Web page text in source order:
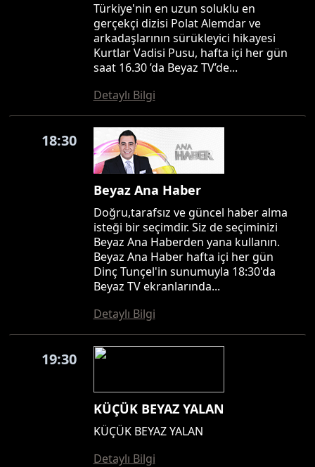
Türkiye'nin en uzun soluklu en
gerçekçi dizisi Polat Alemdar ve
arkadaşlarının sürükleyici hikayesi
Kurtlar Vadisi Pusu, hafta içi her gün
saat 16.30 ’da Beyaz TV’de...
Detaylı Bilgi
18:30
Beyaz Ana Haber
Doğru,tarafsız ve güncel haber alma
isteği bir seçimdir. Siz de seçiminizi
Beyaz Ana Haberden yana kullanın.
Beyaz Ana Haber hafta içi her gün
Dinç Tunçel'in sunumuyla 18:30'da
Beyaz TV ekranlarında...
Detaylı Bilgi
19:30
KÜÇÜK BEYAZ YALAN
KÜÇÜK BEYAZ YALAN
Detaylı Bilgi